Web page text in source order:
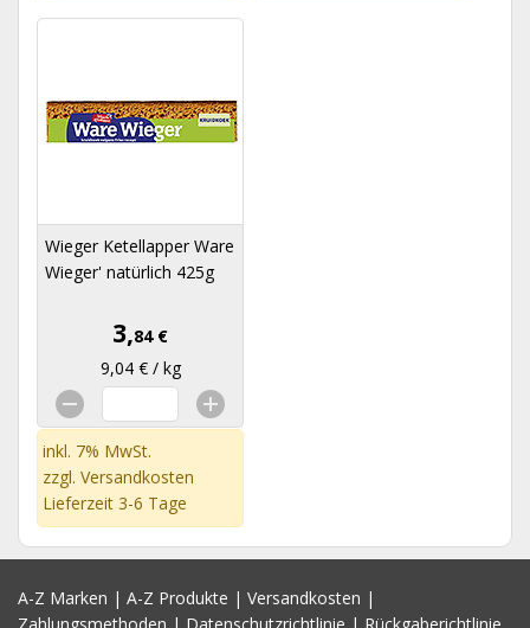
Wieger Ketellapper Ware
Wieger' natürlich 425g
3,84 €
9,04 € / kg
inkl. 7% MwSt.
zzgl. Versandkosten
Lieferzeit 3-6 Tage
A-Z Marken | A-Z Produkte | Versandkosten |